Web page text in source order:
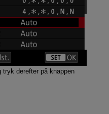
tryk derefter på knappen